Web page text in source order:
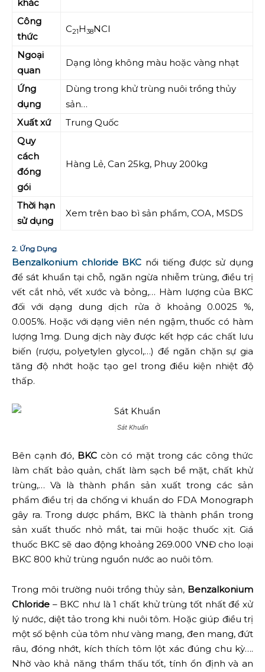
khác
Công
thức
C21H38NCl
Ngoại
quan
Dạng lỏng không màu hoặc vàng nhạt
Ứng
dụng
Dùng trong khử trùng nuôi trồng thủy
sản…
Xuất xứ
Trung Quốc
Quy
cách
đóng
gói
Hàng Lẻ, Can 25kg, Phuy 200kg
Thời hạn
sử dụng
Xem trên bao bì sản phẩm, COA, MSDS
2. Ứng Dụng
Benzalkonium chloride BKC nổi tiếng được sử dụng
để sát khuẩn tại chỗ, ngăn ngừa nhiễm trùng, điều trị
vết cắt nhỏ, vết xước và bỏng,… Hàm lượng của BKC
đối với dạng dung dịch rửa ở khoảng 0.0025 %,
0.005%. Hoặc với dạng viên nén ngậm, thuốc có hàm
lượng 1mg. Dung dịch này được kết hợp các chất lưu
biến (rượu, polyetylen glycol,…) để ngăn chặn sự gia
tăng độ nhớt hoặc tạo gel trong điều kiện nhiệt độ
thấp.
Sát Khuẩn
Bên cạnh đó, BKC còn có mặt trong các công thức
làm chất bảo quản, chất làm sạch bề mặt, chất khử
trùng,… Và là thành phần sản xuất trong các sản
phẩm điều trị da chống vi khuẩn do FDA Monograph
gây ra. Trong dược phẩm, BKC là thành phần trong
sản xuất thuốc nhỏ mắt, tai mũi hoặc thuốc xịt. Giá
thuốc BKC sẽ dao động khoảng 269.000 VNĐ cho loại
BKC 800 khử trùng nguồn nước ao nuôi tôm.
Trong môi trường nuôi trồng thủy sản, Benzalkonium
Chloride – BKC như là 1 chất khử trùng tốt nhất để xử
lý nước, diệt tảo trong khi nuôi tôm. Hoặc giúp điều trị
một số bệnh của tôm như vàng mang, đen mang, đứt
râu, đóng nhớt, kích thích tôm lột xác đúng chu kỳ….
Nhờ vào khả năng thẩm thấu tốt, tính ổn định và an